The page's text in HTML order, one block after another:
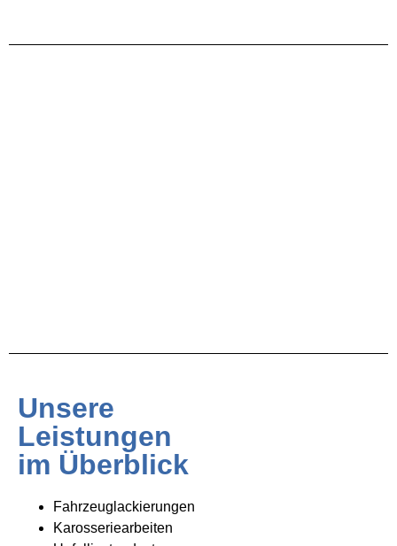
Unsere
Leistungen
im Überblick
Fahrzeuglackierungen
Karosseriearbeiten